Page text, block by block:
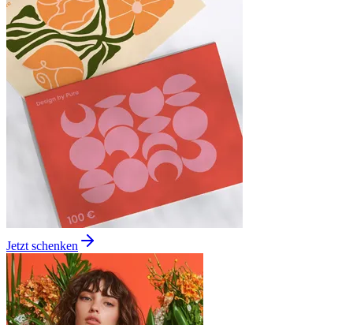
Jetzt schenken